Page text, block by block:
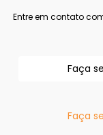
Entre em contato
Faça
Faça